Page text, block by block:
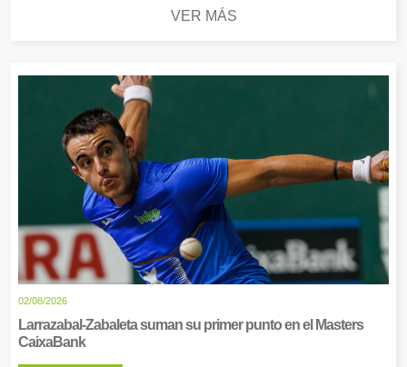
VER MÁS
02/08/2026
Larrazabal-Zabaleta suman su primer punto en el Masters
CaixaBank